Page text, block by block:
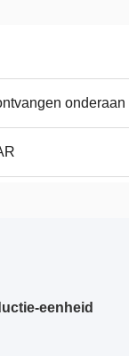
onderaan
eenheid